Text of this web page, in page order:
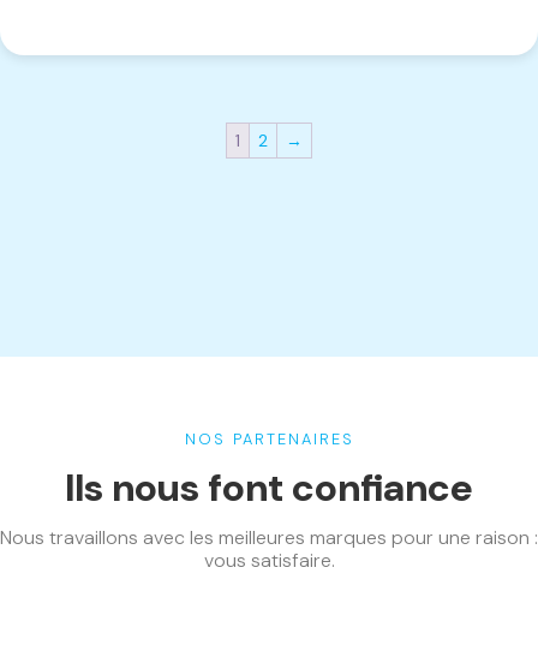
1 2 →
NOS PARTENAIRES
Ils nous font confiance
Nous travaillons avec les meilleures marques pour une raison :
vous satisfaire.